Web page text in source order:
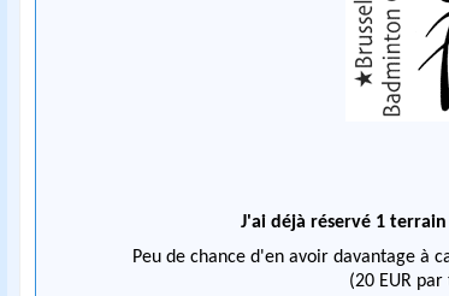
J'ai déjà réservé 1
Peu de chance d'en avoir davantage à
(20 EUR